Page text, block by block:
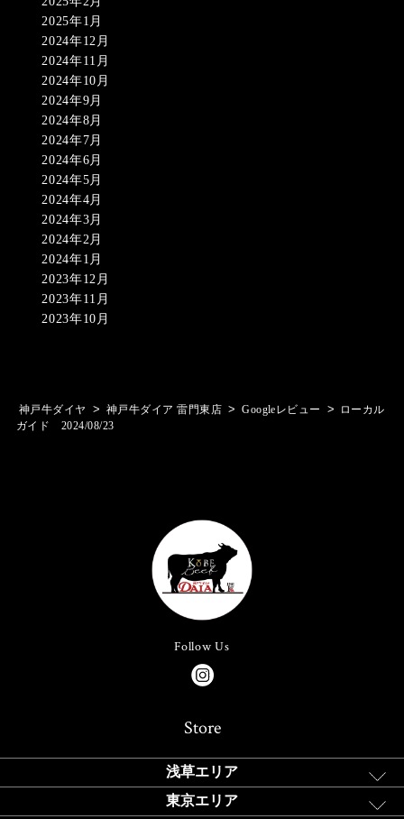
2025年1月
2024年12月
2024年11月
2024年10月
2024年9月
2024年8月
2024年7月
2024年6月
2024年5月
2024年4月
2024年3月
2024年2月
2024年1月
2023年12月
2023年11月
2023年10月
神戸牛ダイヤ > 神戸牛ダイア 雷門東店 > Googleレビュー >
ローカル
ガイド 2024/08/23
Follow Us
Store
浅草エリア
東京エリア